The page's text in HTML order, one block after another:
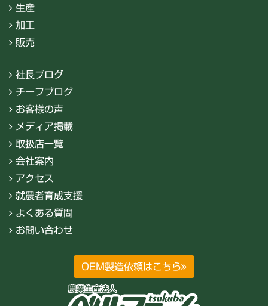
生産
加工
販売
社長ブログ
チーフブログ
お客様の声
メディア掲載
取扱店一覧
会社案内
アクセス
就農者育成支援
よくある質問
お問い合わせ
OEM製造依頼はこちら